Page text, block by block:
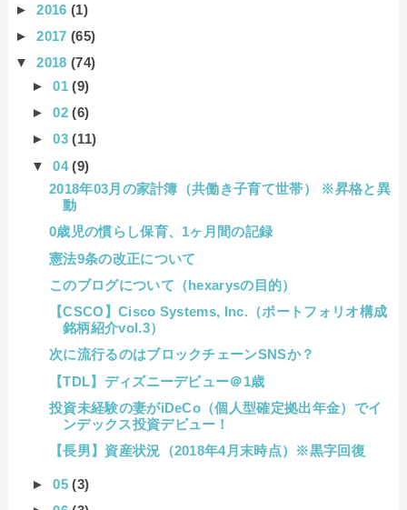
►2016(1)
►2017(65)
▼2018(74)
►01(9)
►02(6)
►03(11)
▼04(9)
2018年03月の家計簿（共働き子育て世帯） ※昇格と異
動
0歳児の慣らし保育、1ヶ月間の記録
憲法9条の改正について
このブログについて（hexarysの目的）
【CSCO】Cisco Systems, Inc.（ポートフォリオ構成
銘柄紹介vol.3）
次に流行るのはブロックチェーンSNSか？
【TDL】ディズニーデビュー＠1歳
投資未経験の妻がiDeCo（個人型確定拠出年金）でイ
ンデックス投資デビュー！
【長男】資産状況（2018年4月末時点）※黒字回復
►05(3)